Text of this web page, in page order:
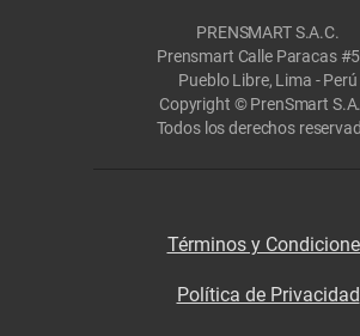
PRENSMART S.A.C.
Prensmart Calle Paracas
Pueblo Libre, Lima - Perú
Copyright © PrenSmart
Todos los derechos
Términos y
Política de Privacidad